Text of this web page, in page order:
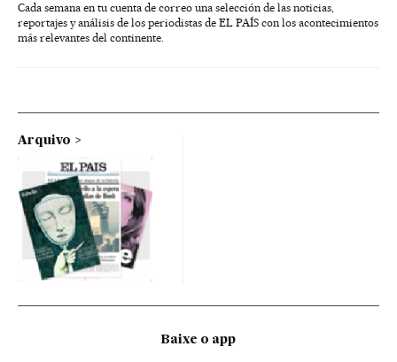
Cada semana en tu cuenta de correo una selección de las noticias,
reportajes y análisis de los periodistas de EL PAÍS con los acontecimientos
más relevantes del continente.
Arquivo
Baixe o app